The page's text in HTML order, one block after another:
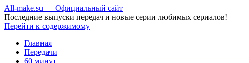
All-make.su — Официальный сайт
Последние выпуски передач и новые серии любимых сериалов!
Перейти к содержимому
Главная
Передачи
60 минут